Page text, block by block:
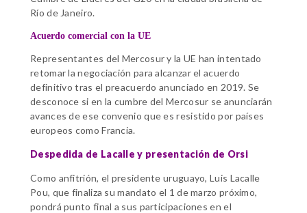
Río de Janeiro.
Acuerdo comercial con la UE
Representantes del Mercosur y la UE han intentado
retomar la negociación para alcanzar el acuerdo
definitivo tras el preacuerdo anunciado en 2019. Se
desconoce si en la cumbre del Mercosur se anunciarán
avances de ese convenio que es resistido por países
europeos como Francia.
Despedida de Lacalle y presentación de Orsi
Como anfitrión, el presidente uruguayo, Luis Lacalle
Pou, que finaliza su mandato el 1 de marzo próximo,
pondrá punto final a sus participaciones en el